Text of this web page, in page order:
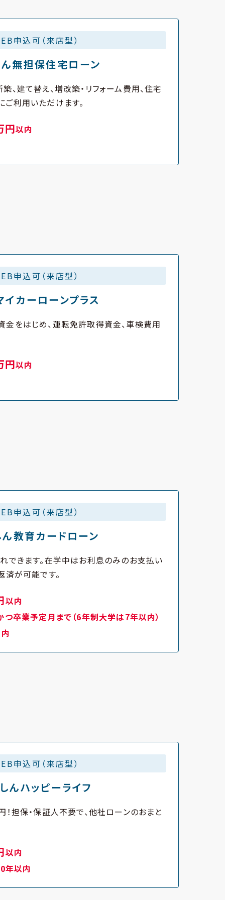
申込可（来店型）
ん無担保住宅ローン
、建て替え、増改築・リフォーム費用、住宅
利用いただけます。
円以内
申込可（来店型）
イカーローンプラス
をはじめ、運転免許取得資金、車検費用
円以内
申込可（来店型）
ん教育カードローン
できます。在学中はお利息のみのお支払い
済が可能です。
以内
卒業予定月まで（6年制大学は7年以内）
申込可（来店型）
んハッピーライフ
担保・保証人不要で、他社ローンのおまと
以内
年以内